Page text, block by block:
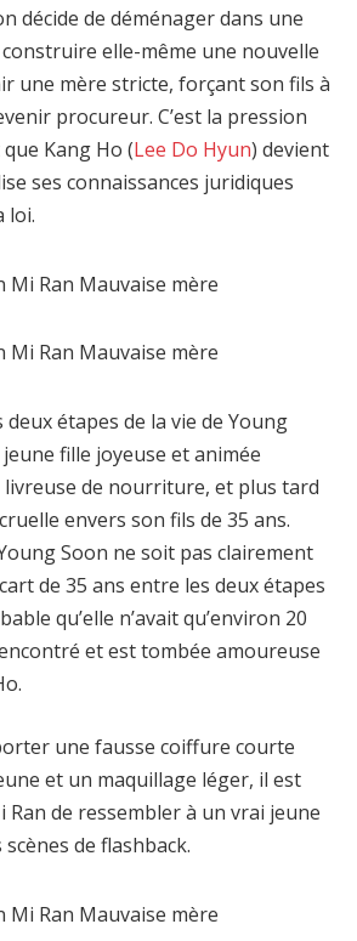
décide de déménager dans une
elle-même une nouvelle
une mère stricte, forçant son fils à
procureur. C’est la pression
Kang Ho (Lee Do Hyun) devient
ses connaissances juridiques
loi.
deux étapes de la vie de Young
fille joyeuse et animée
de nourriture, et plus tard
envers son fils de 35 ans.
Soon ne soit pas clairement
de 35 ans entre les deux étapes
qu’elle n’avait qu’environ 20
et est tombée amoureuse
une fausse coiffure courte
et un maquillage léger, il est
Ran de ressembler à un vrai jeune
de flashback.